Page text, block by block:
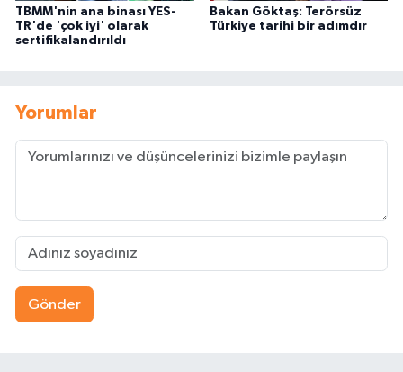
TBMM'nin ana binası YES-
TR'de 'çok iyi' olarak
sertifikalandırıldı
Bakan Göktaş: Terörsüz
Türkiye tarihi bir adımdır
Yorumlar
Gönder